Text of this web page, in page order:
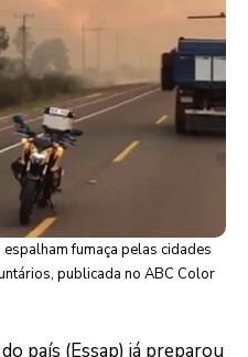
fumaça pelas cidades
publicada no ABC Color
país (Essap) já preparou